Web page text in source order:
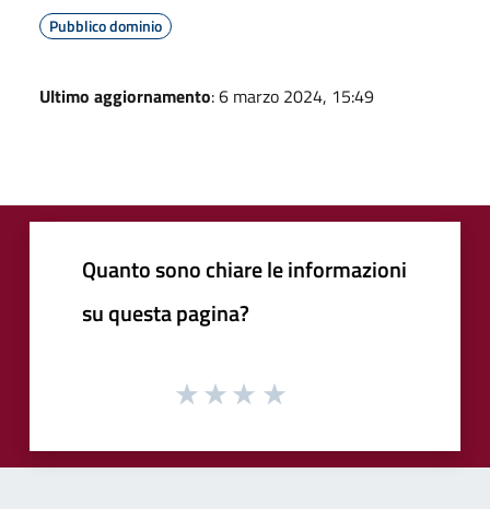
Pubblico dominio
Ultimo aggiornamento: 6 marzo 2024, 15:49
Quanto sono chiare le informazioni
su questa pagina?